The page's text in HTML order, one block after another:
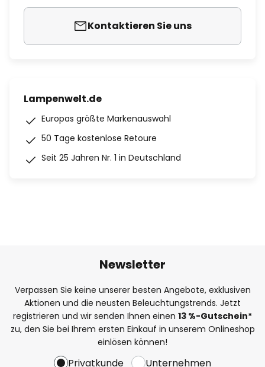
Kontaktieren Sie uns
Lampenwelt.de
Europas größte Markenauswahl
50 Tage kostenlose Retoure
Seit 25 Jahren Nr. 1 in Deutschland
Newsletter
Verpassen Sie keine unserer besten Angebote, exklusiven
Aktionen und die neusten Beleuchtungstrends. Jetzt
registrieren und wir senden Ihnen einen 13 %-Gutschein*
zu, den Sie bei Ihrem ersten Einkauf in unserem Onlineshop
einlösen können!
Privatkunde Unternehmen